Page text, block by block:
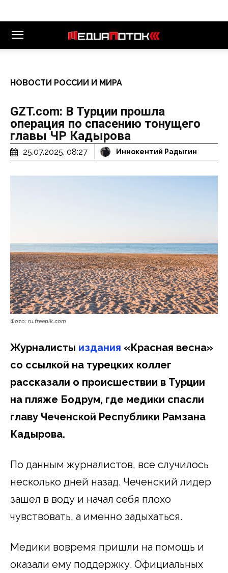
НОВОСТИ РОССИИ И МИРА
GZT.com: В Турции прошла
операция по спасению тонущего
главы ЧР Кадырова
25.07.2025, 08:27 Иннокентий Радыгин
Фото: ru.freepik.com
Журналисты издания «Красная весна»
со ссылкой на турецких коллег
рассказали о происшествии в Турции
на пляже Бодрум, где медики спасли
главу Чеченской Республики Рамзана
Кадырова.
По данным журналистов, все случилось
несколько дней назад. Чеченский лидер
зашел в воду и начал себя плохо
чувствовать, а именно задыхаться.
Медики вовремя пришли на помощь и
оказали ему поддержку. Официальных